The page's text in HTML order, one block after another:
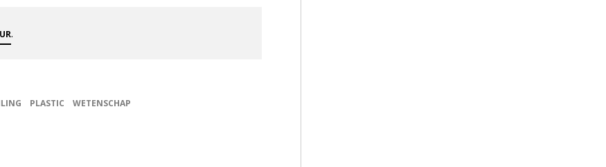
.
PLASTIC WETENSCHAP